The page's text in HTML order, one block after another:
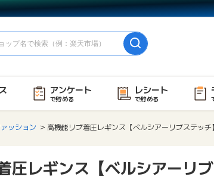
アンケート
で貯める
レシート
で貯める
ッション 高機能リブ着圧レギンス【ベルシアーリブステッチ】
圧レギンス【ベルシアーリブ